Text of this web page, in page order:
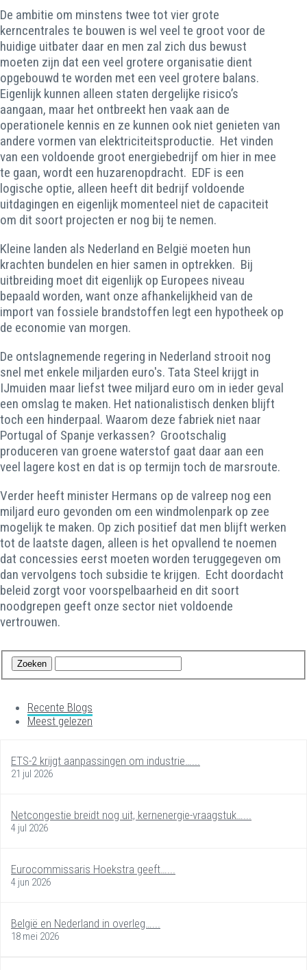
De ambitie om minstens twee tot vier grote
kerncentrales te bouwen is wel veel te groot voor de
huidige uitbater daar en men zal zich dus bewust
moeten zijn dat een veel grotere organisatie dient
opgebouwd te worden met een veel grotere balans.
Eigenlijk kunnen alleen staten dergelijke risico’s
aangaan, maar het ontbreekt hen vaak aan de
operationele kennis en ze kunnen ook niet genieten van
andere vormen van elektriciteitsproductie. Het vinden
van een voldoende groot energiebedrijf om hier in mee
te gaan, wordt een huzarenopdracht. EDF is een
logische optie, alleen heeft dit bedrijf voldoende
uitdagingen en eigenlijk momenteel niet de capaciteit
om dit soort projecten er nog bij te nemen.
Kleine landen als Nederland en België moeten hun
krachten bundelen en hier samen in optrekken. Bij
uitbreiding moet dit eigenlijk op Europees niveau
bepaald worden, want onze afhankelijkheid van de
import van fossiele brandstoffen legt een hypotheek op
de economie van morgen.
De ontslagnemende regering in Nederland strooit nog
snel met enkele miljarden euro's. Tata Steel krijgt in
IJmuiden maar liefst twee miljard euro om in ieder geval
een omslag te maken. Het nationalistisch denken blijft
toch een hinderpaal. Waarom deze fabriek niet naar
Portugal of Spanje verkassen? Grootschalig
produceren van groene waterstof gaat daar aan een
veel lagere kost en dat is op termijn toch de marsroute.
Verder heeft minister Hermans op de valreep nog een
miljard euro gevonden om een windmolenpark op zee
mogelijk te maken. Op zich positief dat men blijft werken
tot de laatste dagen, alleen is het opvallend te noemen
dat concessies eerst moeten worden teruggegeven om
dan vervolgens toch subsidie te krijgen. Echt doordacht
beleid zorgt voor voorspelbaarheid en dit soort
noodgrepen geeft onze sector niet voldoende
vertrouwen.
Recente Blogs
Meest gelezen
ETS-2 krijgt aanpassingen om industrie…...
21 jul 2026
Netcongestie breidt nog uit, kernenergie-vraagstuk…...
4 jul 2026
Eurocommissaris Hoekstra geeft…...
4 jun 2026
België en Nederland in overleg…...
18 mei 2026